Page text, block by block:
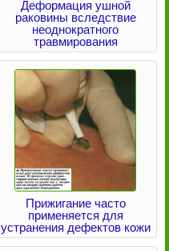
Деформация ушной
раковины вследствие
неоднократного
травмирования
Прижигание часто
применяется для
устранения дефектов кожи